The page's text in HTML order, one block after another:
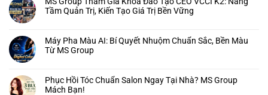
Tầm Quản Trị, Kiến Tạo Giá Trị Bền Vững
Máy Pha Màu AI: Bí Quyết Nhuộm Chuẩn Sắc, Bền Màu
Từ MS Group
Phục Hồi Tóc Chuẩn Salon Ngay Tại Nhà? MS Group
Mách Bạn!